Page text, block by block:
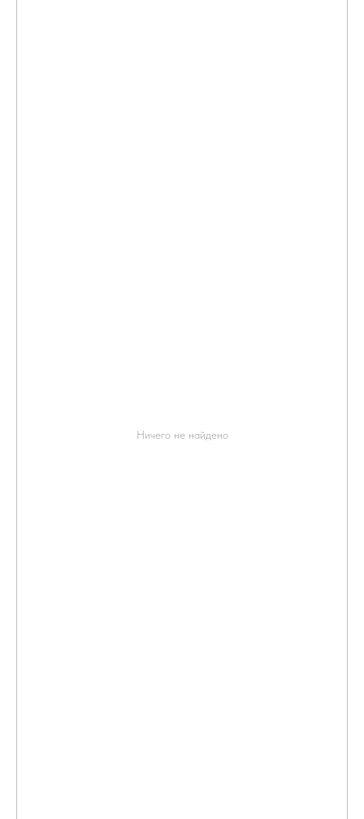
Ничего не найдено